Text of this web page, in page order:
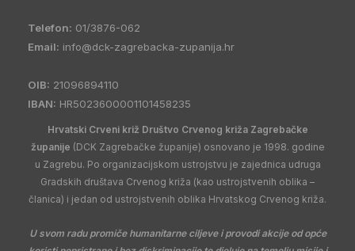
Telefon: 01/3876-062
Email: info@dck-zagrebacka-zupanija.hr
OIB: 21096894110
IBAN: HR5023600001101458235
Hrvatski Crveni križ Društvo Crvenog križa Zagrebačke
županije (DCK Zagrebačke županije) osnovano je 1998. godine
u Zagrebu. Po organizacijskom ustrojstvu je zajednica udruga
Gradskih društava Crvenog križa (kao ustrojstvenih oblika –
članica) i jedan od ustrojstvenih oblika Hrvatskog Crvenog križa.
U svom radu promiče humanitarne ciljeve i provodi akcije od opće